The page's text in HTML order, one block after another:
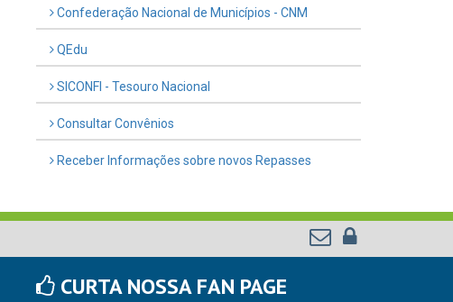
Confederação Nacional de Municípios - CNM
QEdu
SICONFI - Tesouro Nacional
Consultar Convênios
Receber Informações sobre novos Repasses
CURTA NOSSA FAN PAGE